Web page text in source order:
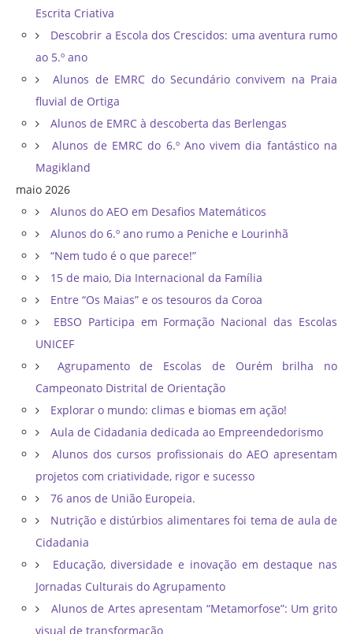
Escrita Criativa
Descobrir a Escola dos Crescidos: uma aventura rumo
ao 5.º ano
Alunos de EMRC do Secundário convivem na Praia
fluvial de Ortiga
Alunos de EMRC à descoberta das Berlengas
Alunos de EMRC do 6.º Ano vivem dia fantástico na
Magikland
maio 2026
Alunos do AEO em Desafios Matemáticos
Alunos do 6.º ano rumo a Peniche e Lourinhã
“Nem tudo é o que parece!”
15 de maio, Dia Internacional da Família
Entre “Os Maias” e os tesouros da Coroa
EBSO Participa em Formação Nacional das Escolas
UNICEF
Agrupamento de Escolas de Ourém brilha no
Campeonato Distrital de Orientação ​
Explorar o mundo: climas e biomas em ação!
Aula de Cidadania dedicada ao Empreendedorismo
Alunos dos cursos profissionais do AEO apresentam
projetos com criatividade, rigor e sucesso
76 anos de União Europeia.
Nutrição e distúrbios alimentares foi tema de aula de
Cidadania
Educação, diversidade e inovação em destaque nas
Jornadas Culturais do Agrupamento
Alunos de Artes apresentam “Metamorfose”: Um grito
visual de transformação